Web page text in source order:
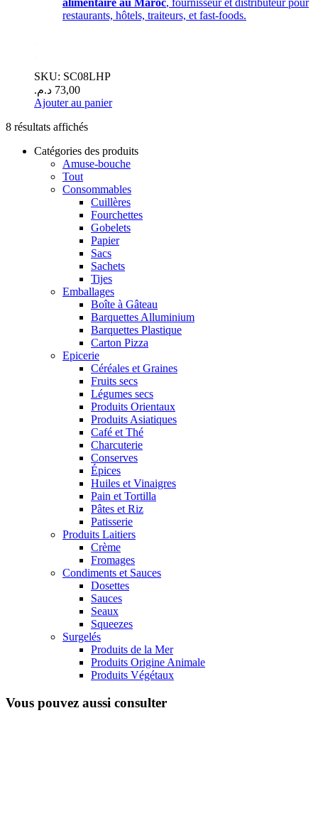
alimentaire au Maroc, fournisseur et distributeur pour
restaurants, hôtels, traiteurs, et fast-foods.
SKU: SC08LHP
73,00 د.م.
Ajouter au panier
8 résultats affichés
Catégories des produits
Amuse-bouche
Tout
Consommables
Cuillères
Fourchettes
Gobelets
Papier
Sacs
Sachets
Tijes
Emballages
Boîte à Gâteau
Barquettes Alluminium
Barquettes Plastique
Carton Pizza
Epicerie
Céréales et Graines
Fruits secs
Légumes secs
Produits Orientaux
Produits Asiatiques
Café et Thé
Charcuterie
Conserves
Épices
Huiles et Vinaigres
Pain et Tortilla
Pâtes et Riz
Patisserie
Produits Laitiers
Crème
Fromages
Condiments et Sauces
Dosettes
Sauces
Seaux
Squeezes
Surgelés
Produits de la Mer
Produits Origine Animale
Produits Végétaux
Vous pouvez aussi consulter